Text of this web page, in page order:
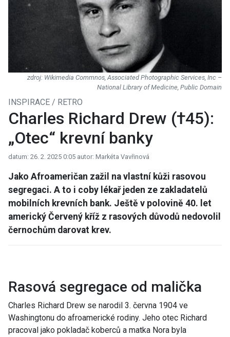
Wikimedia Commnos, Associated Photographic Services, Inc –
National Library of Medicine, Public Domain
INSPIRACE / RETRO
Charles Richard Drew (†45):
„Otec“ krevní banky
datum: 26. 2. 2025 0:05 autor: Markéta Vavřinová
Jako Afroameričan zažil na vlastní kůži rasovou
segregaci. A to i coby lékař jeden ze zakladatelů
mobilních krevních bank. Ještě v polovině 40. let
americký Červený kříž z rasových důvodů nedovolil
černochům darovat krev.
Rasová segregace od malička
Charles Richard Drew se narodil 3. června 1904 ve
Washingtonu do afroamerické rodiny. Jeho otec Richard
pracoval jako pokladač koberců a matka Nora byla